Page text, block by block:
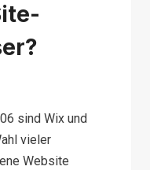
sind Wix und
vieler
Website